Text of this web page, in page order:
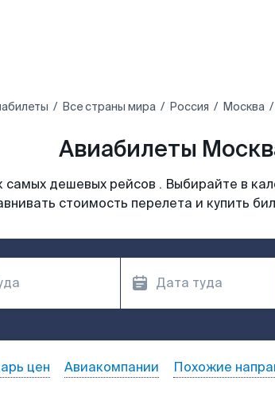
Все страны мира Россия Москва
Авиабилеты
самых дешевых рейсов . Выбирайте в
стоимость перелета и купить
цен Авиакомпании Похожие